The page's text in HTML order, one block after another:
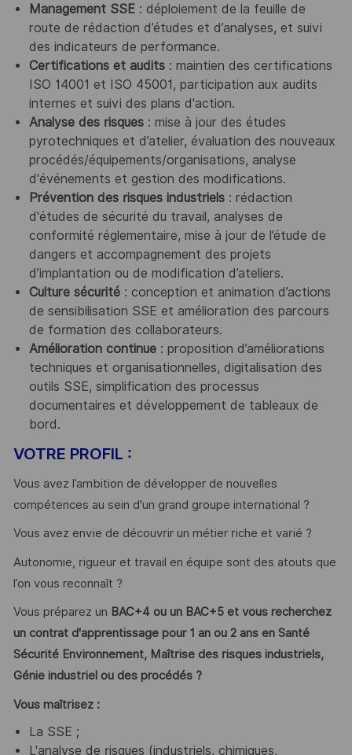
Management SSE : déploiement de la feuille de
route de rédaction d’études et d’analyses, et suivi
des indicateurs de performance.
Certifications et audits : maintien des certifications
ISO 14001 et ISO 45001, participation aux audits
internes et suivi des plans d'action.
Analyse des risques: mise à jour des études
pyrotechniques et d’atelier, évaluation des nouveaux
procédés/équipements/organisations, analyse
d'événements et gestion des modifications.
Prévention des risques industriels: rédaction
d'études de sécurité du travail, analyses de
conformité réglementaire, mise à jour de l’étude de
dangers et accompagnement des projets
d’implantation ou de modification d’ateliers.
Culture sécurité: conception et animation d’actions
de sensibilisation SSE et amélioration des parcours
de formation des collaborateurs.
Amélioration continue : proposition d’améliorations
techniques et organisationnelles, digitalisation des
outils SSE, simplification des processus
documentaires et développement de tableaux de
bord.
VOTRE PROFIL :
Vous avez l’ambition de développer de nouvelles
compétences au sein d'un grand groupe international ?
Vous avez envie de découvrir un métier riche et varié ?
Autonomie, rigueur et travail en équipe sont des atouts que
l’on vous reconnaît ?
Vous préparez un BAC+4 ou un BAC+5 et vous recherchez
un contrat d'apprentissage pour 1 an ou 2 ans en Santé
Sécurité Environnement, Maîtrise des risques industriels,
Génie industriel ou des procédés ?
Vous maîtrisez :
La SSE ;
L'analyse de risques (industriels, chimiques,